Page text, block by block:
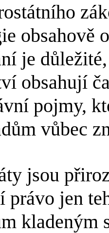
obsahově
je
obsahují
pojmy,
vůbec
jsou
právo jen
kladeným